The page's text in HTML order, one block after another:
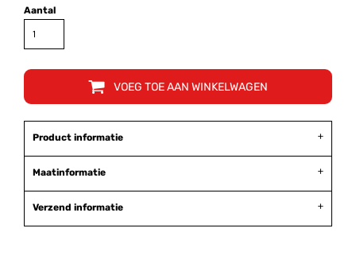
Aantal
VOEG TOE AAN WINKELWAGEN
Product informatie
Maatinformatie
Verzend informatie